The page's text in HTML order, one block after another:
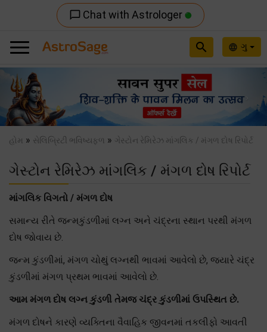
chat_bubble_outline Chat with Astrologer
language ગુ
search
Previous
હોમ » સેલિબ્રિટી ભવિષ્યફળ » ગેસ્ટોન રેમિરેઝ માંગલિક / મંગળ દોષ રિપોર્ટ
ગેસ્ટોન રેમિરેઝ માંગલિક / મંગળ દોષ રિપોર્ટ
માંગલિક વિગતો / મંગળ દોષ
સમાન્ય રીતે જન્મકુંડળીમાં લગ્ન અને ચંદ્રના સ્થાન પરથી મંગળ
દોષ જોવાય છે.
જન્મ કુંડળીમાં, મંગળ ચોથું લગ્નથી ભાવમાં આવેલો છે, જયારે ચંદ્ર
કુંડળીમાં મંગળ પ્રથમ ભાવમાં આવેલો છે.
આમ મંગળ દોષ લગ્ન કુંડળી તેમજ ચંદ્ર કુંડળીમાં ઉપસ્થિત છે.
મંગળ દોષને કારણે વ્યક્તિના વૈવાહિક જીવનમાં તકલીફો આવતી